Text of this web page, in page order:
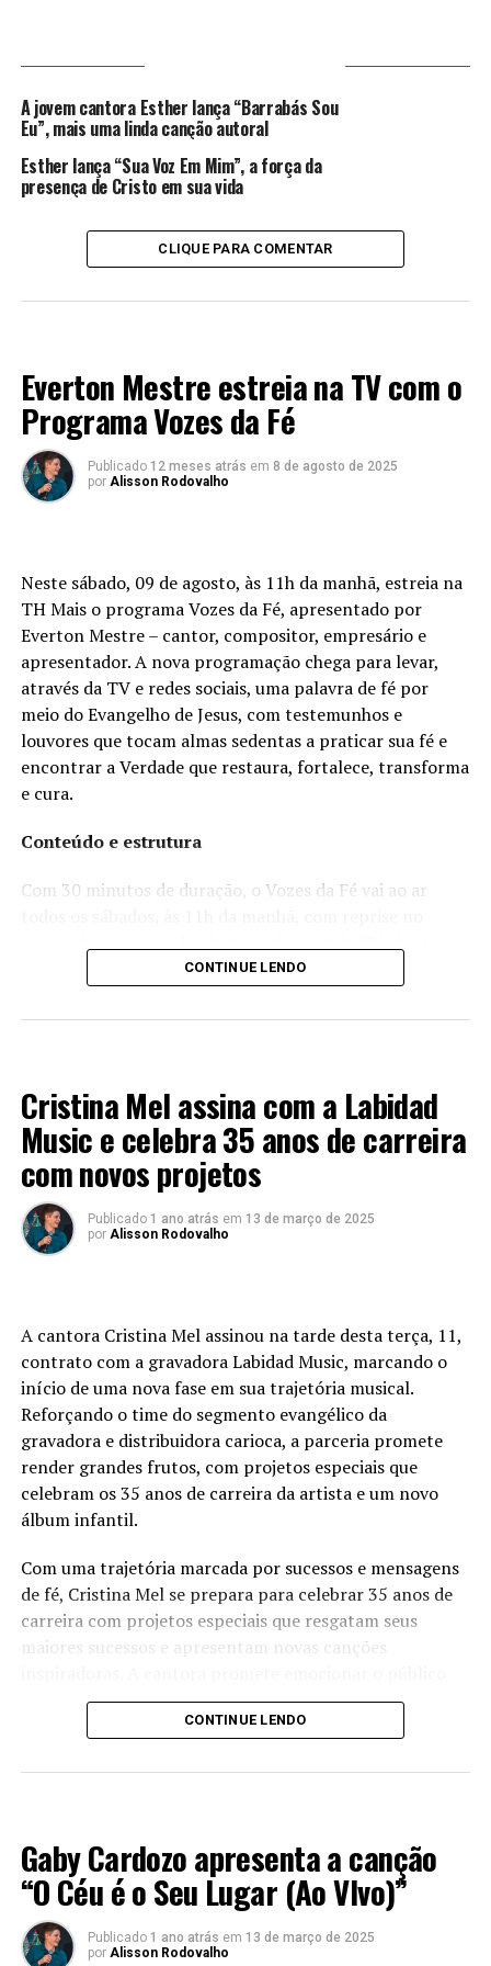
A jovem cantora Esther lança “Barrabás Sou
Eu”, mais uma linda canção autoral
Esther lança “Sua Voz Em Mim”, a força da
presença de Cristo em sua vida
CLIQUE PARA COMENTAR
Everton Mestre estreia na TV com o
Programa Vozes da Fé
Publicado 12 meses atrás em 8 de agosto de 2025
por Alisson Rodovalho
Neste sábado, 09 de agosto, às 11h da manhã, estreia na
TH Mais o programa Vozes da Fé, apresentado por
Everton Mestre – cantor, compositor, empresário e
apresentador. A nova programação chega para levar,
através da TV e redes sociais, uma palavra de fé por
meio do Evangelho de Jesus, com testemunhos e
louvores que tocam almas sedentas a praticar sua fé e
encontrar a Verdade que restaura, fortalece, transforma
e cura.
Conteúdo e estrutura
Com 30 minutos de duração, o Vozes da Fé vai ao ar
32.1 e TV NET 522 da TH Mais, para toda Ribeirão e
acolhedor, reunindo momentos de oração, reflexão,
testemunhos pessoais e acompanhar quadros que serão
gravados em visitas pastorais, clínicas de recuperação e
hospitais, levando a realidade da fé até a casa do
telespectador.
Estreia especial
Igreja Metodista Renovada do setor Parque Ribeirão, em
Ribeirão Preto/SP. O episódio promete emocionar o
público com um testemunho impactante, louvores e
uma mensagem poderosa baseada no livro de Jairo da
bíblia sagrada.
CONTINUE LENDO
Cristina Mel assina com a Labidad
Music e celebra 35 anos de carreira
com novos projetos
Publicado 1 ano atrás em 13 de março de 2025
por Alisson Rodovalho
A cantora Cristina Mel assinou na tarde desta terça, 11,
contrato com a gravadora Labidad Music, marcando o
início de uma nova fase em sua trajetória musical.
Reforçando o time do segmento evangélico da
gravadora e distribuidora carioca, a parceria promete
render grandes frutos, com projetos especiais que
celebram os 35 anos de carreira da artista e um novo
álbum infantil.
Com uma trajetória marcada por sucessos e mensagens
de fé, Cristina Mel se prepara para celebrar 35 anos de
carreira com projetos especiais que resgatam seus
maiores sucessos e apresentam novas canções
com um repertório que celebra sua trajetória e reafirma
seu compromisso com a música gospel.
Além dos projetos comemorativos, Cristina Mel também
e mensagens educativas e edificantes, o novo álbum
promete encantar crianças e adultos, transmitindo
valores importantes de forma leve e divertida com
participações pra lá de especiais.
CONTINUE LENDO
Gaby Cardozo apresenta a canção
“O Céu é o Seu Lugar (Ao VIvo)”
Publicado 1 ano atrás em 13 de março de 2025
por Alisson Rodovalho